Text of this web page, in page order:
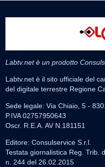
Labtv.net è un prodotto
Labtv.net è il sito ufficiale del
del digitale terrestre Regione
Sede legale: Via Chiaio, 5 -
P.IVA 02757950643
Oscr. R.E.A. AV N.181151
Editore: Consulservice S.r.l.
Testata giornalistica Reg. Trib.
n. 244 del 26.02.2015